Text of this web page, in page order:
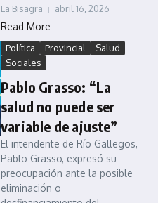
La Bisagra abril 16, 2026
Read More
Política Provincial
Salud
Sociales
Pablo Grasso: “La
salud no puede ser
variable de ajuste”
El intendente de Río Gallegos,
Pablo Grasso, expresó su
preocupación ante la posible
eliminación o